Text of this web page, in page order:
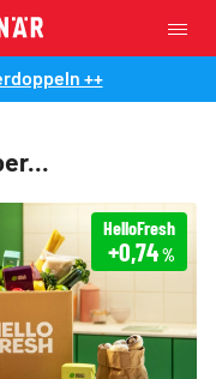
++
HelloFresh
+0,74%